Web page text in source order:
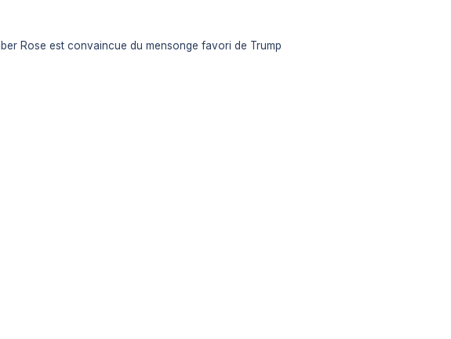
Rose est convaincue du mensonge favori de Trump